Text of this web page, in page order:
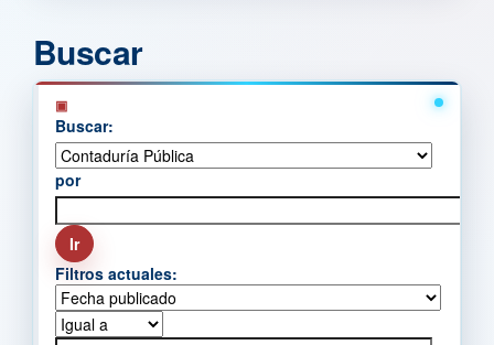
Buscar
Buscar:
por
Filtros actuales: